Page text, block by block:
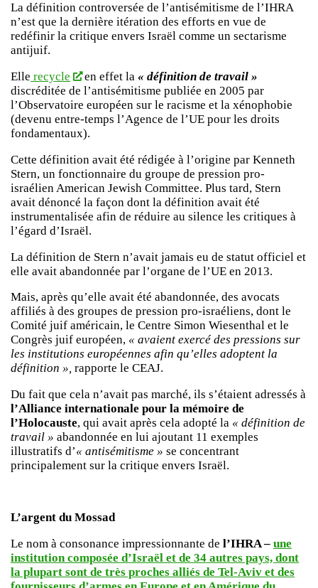
La définition controversée de l’antisémitisme de l’IHRA
n’est que la dernière itération des efforts en vue de
redéfinir la critique envers Israël comme un sectarisme
antijuif.
Elle recycle en effet la « définition de travail »
discréditée de l’antisémitisme publiée en 2005 par
l’Observatoire européen sur le racisme et la xénophobie
(devenu entre-temps l’Agence de l’UE pour les droits
fondamentaux).
Cette définition avait été rédigée à l’origine par Kenneth
Stern, un fonctionnaire du groupe de pression pro-
israélien American Jewish Committee. Plus tard, Stern
avait dénoncé la façon dont la définition avait été
instrumentalisée afin de réduire au silence les critiques à
l’égard d’Israël.
La définition de Stern n’avait jamais eu de statut officiel et
elle avait abandonnée par l’organe de l’UE en 2013.
Mais, après qu’elle avait été abandonnée, des avocats
affiliés à des groupes de pression pro-israéliens, dont le
Comité juif américain, le Centre Simon Wiesenthal et le
Congrès juif européen, « avaient exercé des pressions sur
les institutions européennes afin qu’elles adoptent la
définition », rapporte le CEAJ.
Du fait que cela n’avait pas marché, ils s’étaient adressés à
l’Alliance internationale pour la mémoire de
l’Holocauste, qui avait après cela adopté la « définition de
travail » abandonnée en lui ajoutant 11 exemples
illustratifs d’« antisémitisme » se concentrant
principalement sur la critique envers Israël.
L’argent du Mossad
Le nom à consonance impressionnante de l’IHRA – une
institution composée d’Israël et de 34 autres pays, dont
la plupart sont de très proches alliés de Tel-Aviv et des